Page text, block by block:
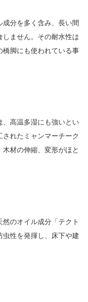
分を多く含み、長い間
ません。その耐水性は
脚にも使われている事
高温多湿にも強いとい
れたミャンマーチーク
材の伸縮、変形がほと
のオイル成分「テクト
性を発揮し、床下や建